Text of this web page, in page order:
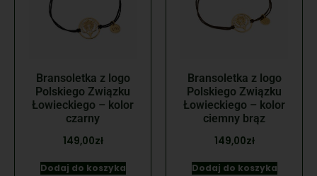
Bransoletka z logo
Polskiego Związku
Łowieckiego – kolor
czarny
149,00zł
Dodaj do koszyka
Bransoletka z logo
Polskiego Związku
Łowieckiego – kolor
ciemny brąz
149,00zł
Dodaj do koszyka